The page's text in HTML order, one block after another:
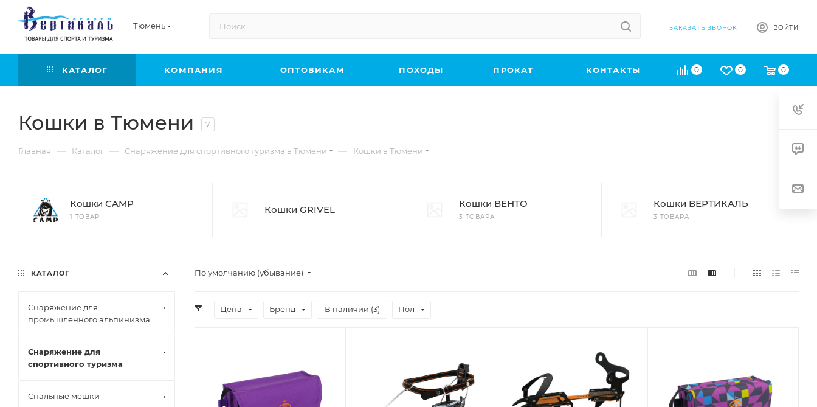
Тюмень ЗАКАЗАТЬ ЗВОНОК ВОЙТИ
0 0 0
КАТАЛОГ КОМПАНИЯ ОПТОВИКАМ ПОХОДЫ ПРОКАТ КОНТАКТЫ
Кошки в Тюмени 7
Главная — Каталог — Снаряжение для спортивного туризма в Тюмени — Кошки в Тюмени
Кошки CAMP
1 ТОВАР
Кошки GRIVEL
Кошки ВЕНТО
3 ТОВАРА
Кошки ВЕРТИКАЛЬ
3 ТОВАРА
По умолчанию (убывание)
Цена Бренд В наличии (3) Пол
КАТАЛОГ
Снаряжение для
промышленного альпинизма
Снаряжение для
спортивного туризма
Спальные мешки